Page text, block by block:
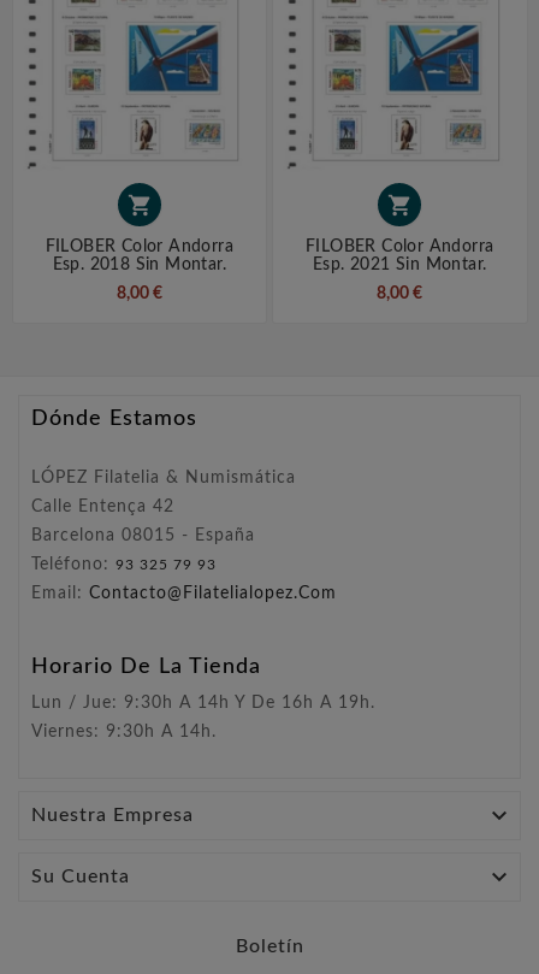

FILOBER Color Andorra
Esp. 2018 Sin Montar.
8,00 €

FILOBER Color Andorra
Esp. 2021 Sin Montar.
8,00 €
Dónde Estamos
LÓPEZ Filatelia & Numismática
Calle Entença 42
Barcelona 08015 - España
Teléfono: 93 325 79 93
Email: Contacto@filatelialopez.com
Horario De La Tienda
Lun / Jue: 9:30h A 14h Y De 16h A 19h.
Viernes: 9:30h A 14h.
Nuestra Empresa 
Su Cuenta 
Boletín